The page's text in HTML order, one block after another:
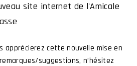
site internet de l'Amicale
apprécierez cette nouvelle mise en
suggestions, n’hésitez